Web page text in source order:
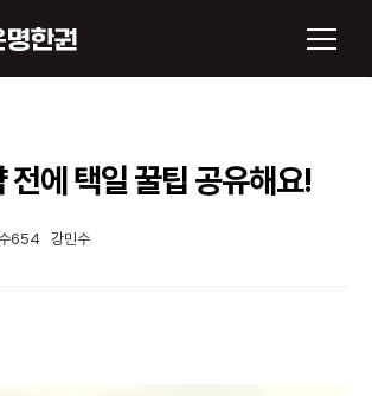
권 보기
우자 얼굴
전에 택일 꿀팁 공유해요!
654 강민수